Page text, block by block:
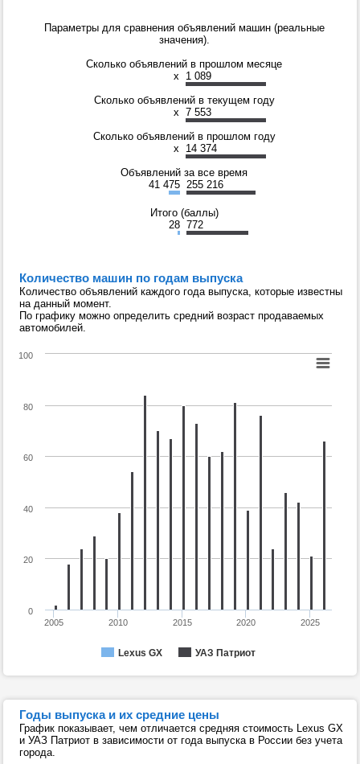
Параметры для сравнения объявлений машин (реальные
значения).
Сколько объявлений в прошлом месяце
x 1 089
Сколько объявлений в текущем году
x 7 553
Сколько объявлений в прошлом году
x 14 374
Объявлений за все время
41 475 255 216
Итого (баллы)
28 772
Количество машин по годам выпуска
Количество объявлений каждого года выпуска, которые известны
на данный момент.
По графику можно определить средний возраст продаваемых
автомобилей.
Lexus GX УАЗ Патриот
2005 2010 2015 2020 2025
0
20
40
60
80
100
Годы выпуска и их средние цены
График показывает, чем отличается средняя стоимость Lexus GX
и УАЗ Патриот в зависимости от года выпуска в России без учета
города.